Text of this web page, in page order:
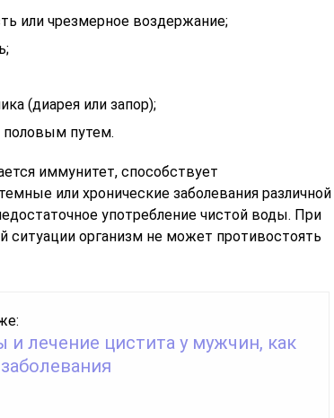
или чрезмерное воздержание;
(диарея или запор);
половым путем.
иммунитет, способствует
или хронические заболевания различной
употребление чистой воды. При
ситуации организм не может противостоять
лечение цистита у мужчин, как